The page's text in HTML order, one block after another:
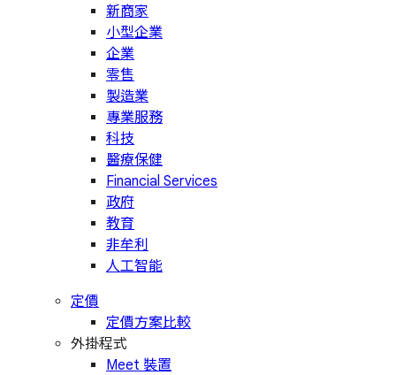
新商家
小型企業
企業
零售
製造業
專業服務
科技
醫療保健
Financial Services
政府
教育
非牟利
人工智能
定價
定價方案比較
外掛程式
Meet 裝置